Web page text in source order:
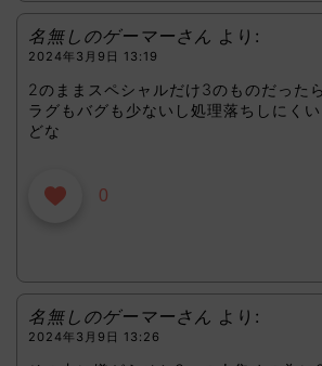
名無しのゲーマーさん より:
2024年3月9日 13:19
2のままスペシャルだけ3のものだったら
ラグもバグも少ないし処理落ちしにく
どな
0
名無しのゲーマーさん より:
2024年3月9日 13:26